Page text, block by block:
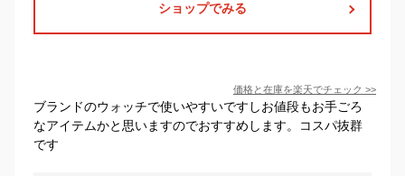
ショップでみる
価格と在庫を楽天でチェック >>
ブランドのウォッチで使いやすいですしお値段もお手ごろ
なアイテムかと思いますのでおすすめします。コスパ抜群
です